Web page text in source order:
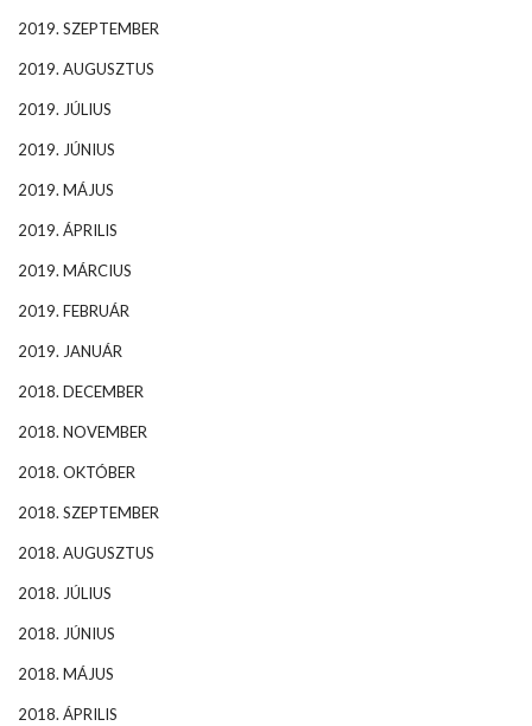
2019. SZEPTEMBER
2019. AUGUSZTUS
2019. JÚLIUS
2019. JÚNIUS
2019. MÁJUS
2019. ÁPRILIS
2019. MÁRCIUS
2019. FEBRUÁR
2019. JANUÁR
2018. DECEMBER
2018. NOVEMBER
2018. OKTÓBER
2018. SZEPTEMBER
2018. AUGUSZTUS
2018. JÚLIUS
2018. JÚNIUS
2018. MÁJUS
2018. ÁPRILIS